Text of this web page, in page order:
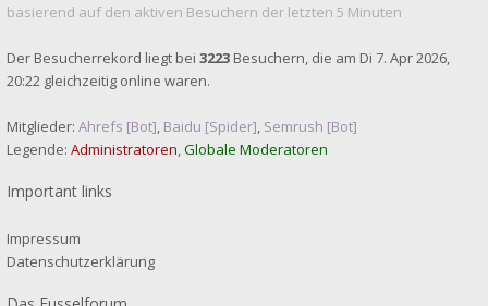
basierend auf den aktiven Besuchern der letzten 5 Minuten
Der Besucherrekord liegt bei 3223 Besuchern, die am Di 7. Apr 2026,
20:22 gleichzeitig online waren.
Mitglieder: Ahrefs [Bot], Baidu [Spider], Semrush [Bot]
Legende: Administratoren,Globale Moderatoren
Important links
Impressum
Datenschutzerklärung